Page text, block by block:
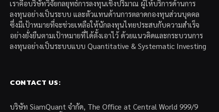
เราคือบริษัทวิจัยกลยุทธ์การลงทุนเชิงปริมาณ ผู้ให้บริการด้านการ
ลงทุนอย่างเป็นระบบ และตัวแทนด้านการตลาดกองทุนส่วนบุคคล
ซึ่งมีเป้าหมายที่จะช่วยเหลือให้นักลงทุนไทยประสบกับความสำเร็จ
อย่างยั่งยืนตามเป้าหมายที่ได้ตั้งเอาไว้ ด้วยแนวคิดและกระบวนการ
ลงทุนอย่างเป็นระบบแบบ Quantitative & Systematic Investing
CONTACT US:
บริษัท SiamQuant จำกัด, The Office at Central World 999/9